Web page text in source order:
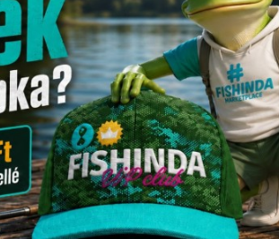
PRESTON In-line Flat Method
kosár – Large 80g
1 350Ft
Fishingoutlet
KOSÁRBA TESZEM